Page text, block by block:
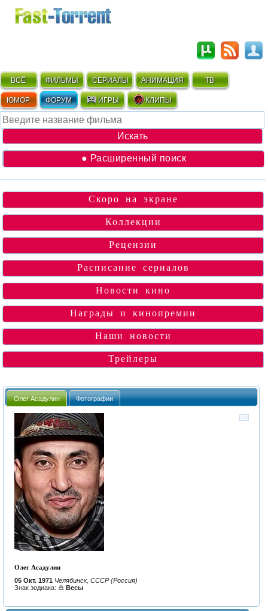
ВСЁ ФИЛЬМЫ СЕРИАЛЫ АНИМАЦИЯ ТВ
ЮМОР ФОРУМ ИГРЫ КЛИПЫ
● Расширенный поиск
Скоро на экране
Коллекции
Рецензии
Расписание сериалов
Новости кино
Награды и кинопремии
Наши новости
Трейлеры
Олег Асадулин Фотографии
Олег Асадулин
05 Окт. 1971 Челябинск, СССР (Россия)
Знак зодиака: ♎ Весы